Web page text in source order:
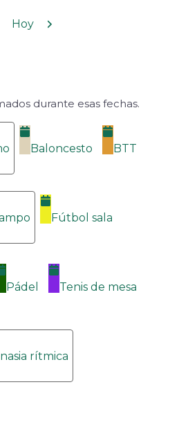
Anterior
Hoy Siguiente
durante esas fechas.
Baloncesto BTT
Fútbol sala
Pádel Tenis de mesa
rítmica